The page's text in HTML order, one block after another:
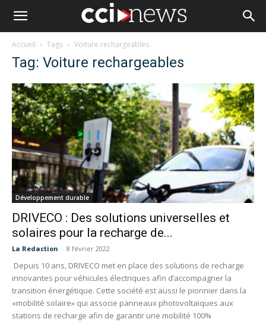
Accueil Tags Voiture rechargeables
Tag: Voiture rechargeables
Développement durable
DRIVECO : Des solutions universelles et
solaires pour la recharge de...
La Redaction - 8 février 2022
Depuis 10 ans, DRIVECO met en place des solutions de recharge
innovantes pour véhicules électriques afin d’accompagner la
transition énergétique. Cette société est aussi le pionnier dans la
«mobilité solaire» qui associe panneaux photovoltaïques aux
stations de recharge afin de garantir une mobilité 100%